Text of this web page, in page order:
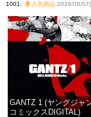
1001: 人気商品2026/08/07(
GANTZ 1 (ヤングジャ
コミックスDIGITAL)